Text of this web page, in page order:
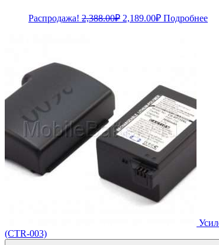
Распродажа! 2,388.00₽ Первоначальная
2,189.00₽Текущая
Подробнее
(CTR-003)